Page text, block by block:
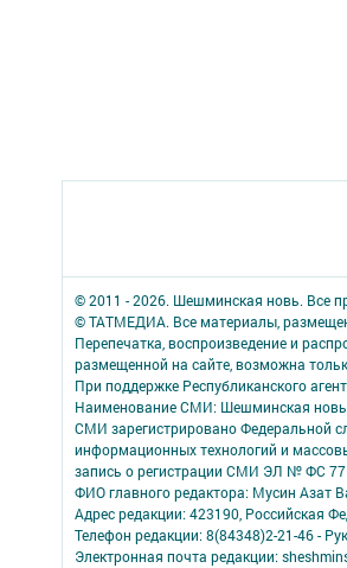
© 2011 - 2026. Шешминская новь. Все
© ТАТМЕДИА. Все материалы,
Перепечатка, воспроизведение и
размещенной на сайте, возможна
При поддержке Республиканского
Наименование СМИ: Шешминская новь
СМИ зарегистрировано Федеральной
информационных технологий и
запись о регистрации СМИ ЭЛ № ФС 77
ФИО главного редактора: Мусин Азат
Адрес редакции: 423190, Российская
Телефон редакции: 8(84348)2-21-46 -
Электронная почта редакции: